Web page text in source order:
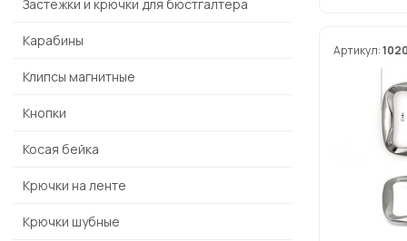
Артикул:
Застежки и крючки для бюстгалтера
Карабины
Клипсы магнитные
Кнопки
Косая бейка
Крючки на ленте
Крючки шубные